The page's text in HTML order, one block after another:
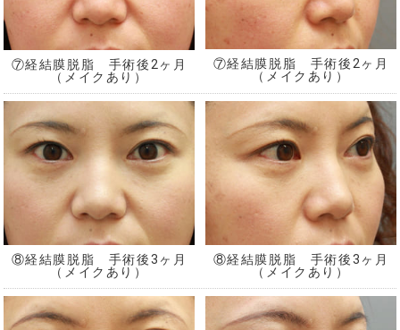
⑦経結膜脱脂 手術後2ヶ月
（メイクあり）
⑦経結膜脱脂 手術後2ヶ月
（メイクあり）
⑧経結膜脱脂 手術後3ヶ月
（メイクあり）
⑧経結膜脱脂 手術後3ヶ月
（メイクあり）